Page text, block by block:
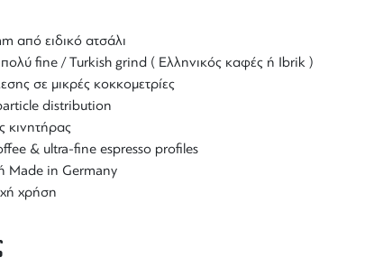
από ειδικό ατσάλι
πολύ fine / Turkish grind ( Ελληνικός καφές ή Ibrik )
σε μικρές κοκκομετρίες
distribution
κινητήρας
& ultra-fine espresso profiles
Made in Germany
χρήση